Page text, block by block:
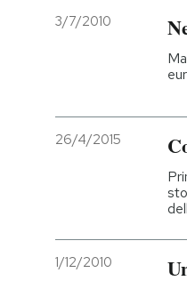
3/7/2010
26/4/2015
1/12/2010